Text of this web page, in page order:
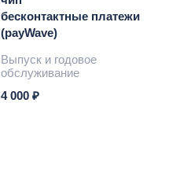
бесконтактные платежи
(payWave)
Выпуск и годовое
обслуживание
4 000 ₽